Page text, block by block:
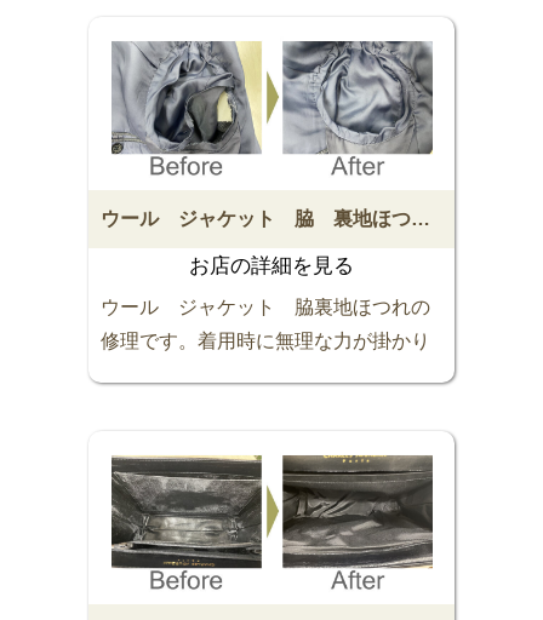
お応えします。サッパリきれいになり
ました。あきらめずにご相談くださ
い。スッキリ解決します。お任せくだ
さい ᕦ(ò_óˇ)ᕤ
ウール ジャケット 脇 裏地ほつれ 修理
お店の詳細を見る
ウール ジャケット 脇裏地ほつれの
修理です。着用時に無理な力が掛かり
サッパリきれいになりました。お早め
にご相談下さい。スッキリ解決しま
す。お任せください （＾ν＾）